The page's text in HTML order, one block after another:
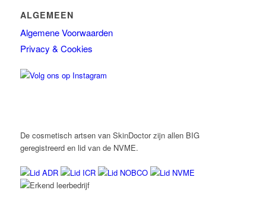
ALGEMEEN
Algemene Voorwaarden
Privacy & Cookies
De cosmetisch artsen van SkinDoctor zijn allen BIG
geregistreerd en lid van de NVME.